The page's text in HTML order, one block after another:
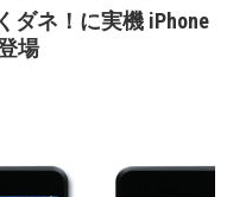
ダネ！に実機 iPhone
場